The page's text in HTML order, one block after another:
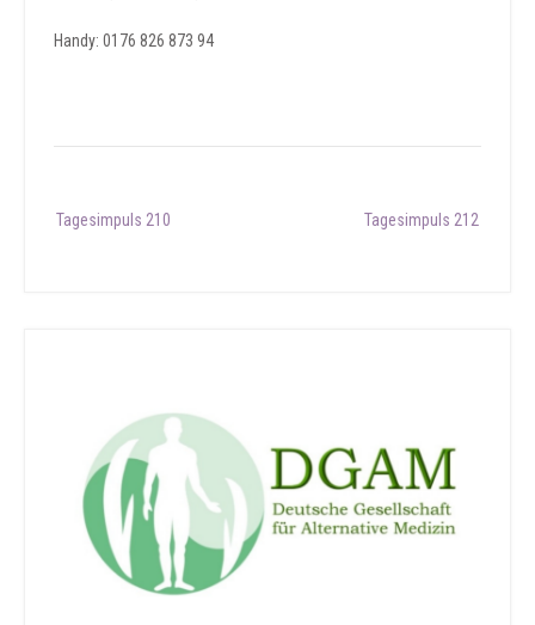
Handy: 0176 826 873 94
navigation
Tagesimpuls 210 Tagesimpuls 212